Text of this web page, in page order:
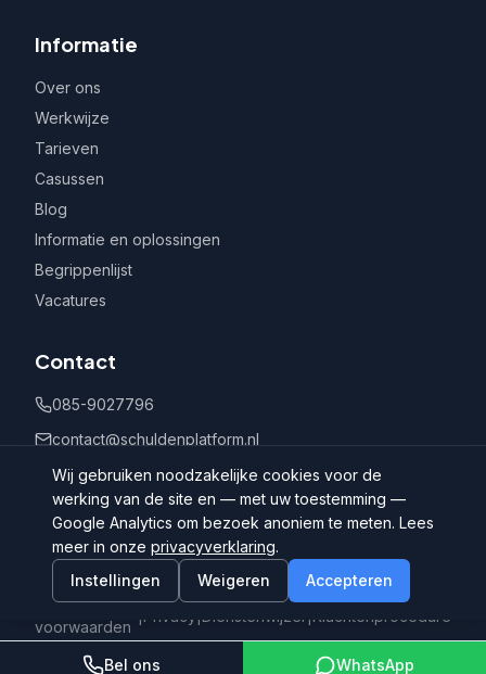
Informatie
Over ons
Werkwijze
Tarieven
Casussen
Blog
Informatie en oplossingen
Begrippenlijst
Vacatures
Contact
085-9027796
contact@schuldenplatform.nl
Postbus 802, 7400 AV Deventer
©
Schuldenplatform.nl
Algemene
voorwaarden
|Privacy |Dienstenwijzer |Klachtenprocedure
Bel ons WhatsApp
Wij gebruiken noodzakelijke cookies voor de
werking van de site en — met uw toestemming —
Google Analytics om bezoek anoniem te meten. Lees
meer in onze privacyverklaring.
Instellingen
Weigeren Accepteren